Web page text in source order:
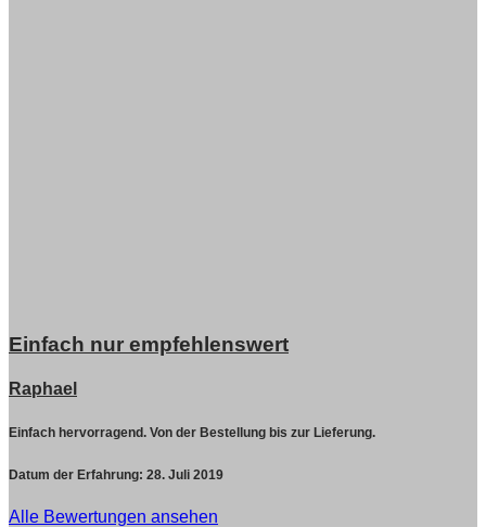
Einfach nur empfehlenswert
Raphael
Einfach hervorragend. Von der Bestellung bis zur Lieferung.
Datum der Erfahrung: 28. Juli 2019
Alle Bewertungen ansehen